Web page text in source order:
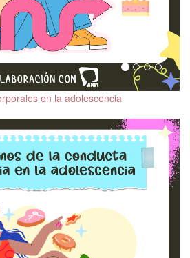
en la adolescencia